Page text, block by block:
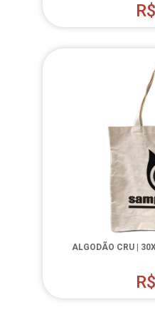
R$
ALGODÃO CRU |
R$